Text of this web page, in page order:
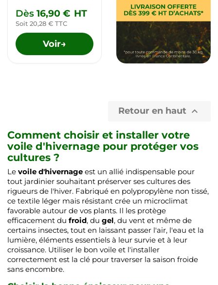
Dès 16,90 € HT
Soit 20,28 € TTC
Voir→
Retour en haut 
Comment choisir et installer votre
voile d'hivernage pour protéger vos
cultures ?
Le voile d'hivernage est un allié indispensable pour
tout jardinier souhaitant préserver ses cultures des
rigueurs de l'hiver. Fabriqué en polypropylène non tissé,
ce textile léger mais résistant crée un microclimat
favorable autour de vos plants. Il les protège
efficacement du froid, du gel, du vent et même de
certains insectes, tout en laissant passer l'air, l'eau et la
lumière, éléments essentiels à leur survie et à leur
croissance. Utiliser le bon voile et l'installer
correctement est la clé pour traverser la saison froide
sans encombre.